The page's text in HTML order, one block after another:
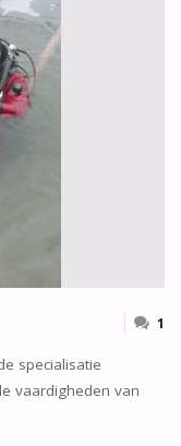
1
specialisatie
vaardigheden van